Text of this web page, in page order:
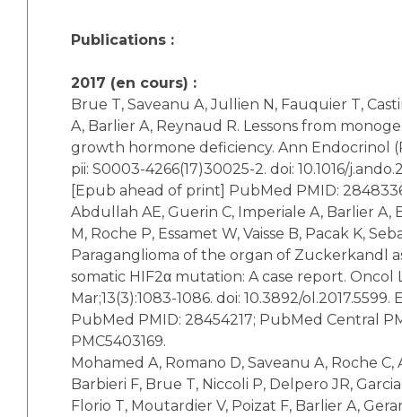
Publications :
2017 (en cours) :
Brue T, Saveanu A, Jullien N, Fauquier T,
A, Barlier A, Reynaud R. Lessons from
growth hormone deficiency. Ann Endocrinol
pii: S0003-4266(17)30025-2. doi: 10.1016/
[Epub ahead of print] PubMed PMID:
Abdullah AE, Guerin C, Imperiale A, Barlier A,
M, Roche P, Essamet W, Vaisse B, Pacak K,
Paraganglioma of the organ of Zuckerkandl
somatic HIF2α mutation: A case report. Oncol
Mar;13(3):1083-1086. doi: 10.3892/ol.2017.5599.
PubMed PMID: 28454217; PubMed Central
PMC5403169.
Mohamed A, Romano D, Saveanu A, Roche
Barbieri F, Brue T, Niccoli P, Delpero JR,
Florio T, Moutardier V, Poizat F, Barlier A,